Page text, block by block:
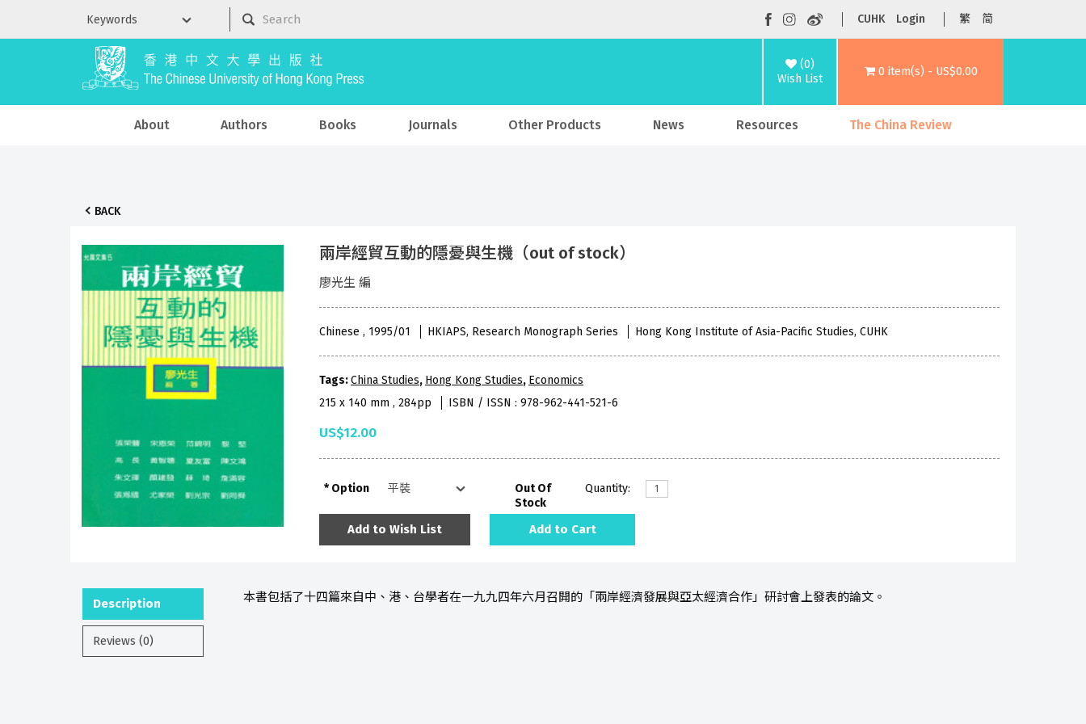
CUHK Login 繁 简
(0)
Wish List
0 item(s) - US$0.00
About Authors Books Journals Other Products News Resources The China Review
BACK
兩岸經貿互動的隱憂與生機（out of stock）
廖光生 編
Chinese , 1995/01 HKIAPS, Research Monograph Series Hong Kong Institute of Asia-Pacific Studies, CUHK
Tags:China Studies, Hong Kong Studies, Economics
215 x 140 mm , 284pp
ISBN / ISSN : 978-962-441-521-6
US$12.00
Option
Out Of
Stock
Quantity:
Add to Wish List Add to Cart
Description
Reviews (0)
本書包括了十四篇來自中、港、台學者在一九九四年六月召開的「兩岸經濟發展與亞太經濟合作」研討會上發表的論文。